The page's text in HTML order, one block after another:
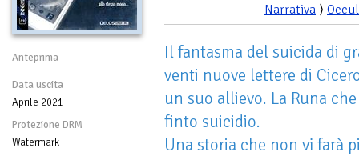
Anteprima
Data uscita
Aprile 2021
Protezione DRM
Watermark
Narrativa ⟩
Il fantasma del suicida di
venti nuove lettere di
un suo allievo. La Runa
finto suicidio.
Una storia che non vi farà